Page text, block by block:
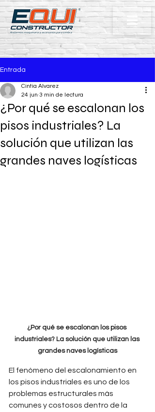
Entrada
¿Por qué se escalonan los
pisos industriales? La
solución que utilizan las
grandes naves logísticas
Cintia Alvarez
24 jun 3 min de lectura
¿Por qué se escalonan los pisos
industriales? La solución que utilizan las
grandes naves logísticas
El fenómeno del escalonamiento en
los pisos industriales es uno de los
problemas estructurales más
comunes y costosos dentro de la